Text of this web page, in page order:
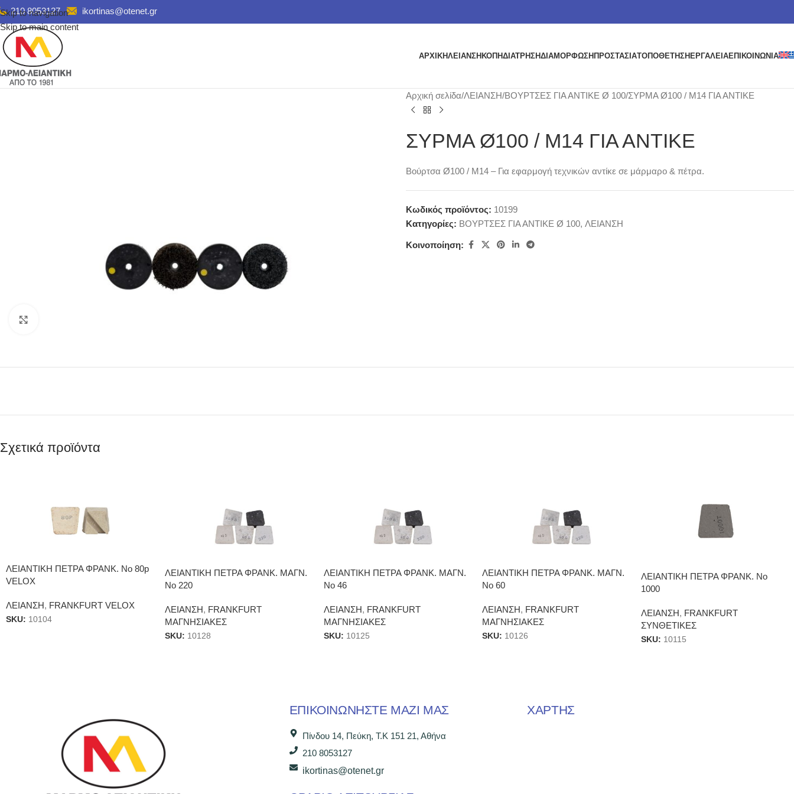
Skip to navigation
Skip to main content
210 8053127 ikortinas@otenet.gr
ΑΡΧΙΚΗΛΕΙΑΝΣΗ ΚΟΠΗΔΙΑΤΡΗΣΗΔΙΑΜΟΡΦΩΣΗ ΠΡΟΣΤΑΣΙΑΤΟΠΟΘΕΤΗΣΗ ΕΡΓΑΛΕΙΑΕΠΙΚΟΙΝΩΝΙΑ
Αρχική σελίδα ΛΕΙΑΝΣΗ ΒΟΥΡΤΣΕΣ ΓΙΑ ΑΝΤΙΚΕ Ø 100 ΣΥΡΜΑ Ø100 / Μ14 ΓΙΑ ΑΝΤΙΚΕ
ΣΥΡΜΑ Ø100 / Μ14 ΓΙΑ ΑΝΤΙΚΕ
Βούρτσα Ø100 / M14 – Για εφαρμογή τεχνικών αντίκε σε μάρμαρο & πέτρα.
Κωδικός προϊόντος: 10199
Κατηγορίες: ΒΟΥΡΤΣΕΣ ΓΙΑ ΑΝΤΙΚΕ Ø 100, ΛΕΙΑΝΣΗ
Κοινοποίηση:
Σχετικά προϊόντα
ΛΕΙΑΝΤΙΚΗ ΠΕΤΡΑ ΦΡΑΝΚ. Νο 80p
VELOX
ΛΕΙΑΝΣΗ, FRANKFURT VELOX
SKU: 10104
ΛΕΙΑΝΤΙΚΗ ΠΕΤΡΑ ΦΡΑΝΚ. ΜΑΓΝ.
Νο 220
ΛΕΙΑΝΣΗ, FRANKFURT
ΜΑΓΝΗΣΙΑΚΕΣ
SKU: 10128
ΛΕΙΑΝΤΙΚΗ ΠΕΤΡΑ ΦΡΑΝΚ. ΜΑΓΝ.
Νο 46
ΛΕΙΑΝΣΗ, FRANKFURT
ΜΑΓΝΗΣΙΑΚΕΣ
SKU: 10125
ΛΕΙΑΝΤΙΚΗ ΠΕΤΡΑ ΦΡΑΝΚ. ΜΑΓΝ.
Νο 60
ΛΕΙΑΝΣΗ, FRANKFURT
ΜΑΓΝΗΣΙΑΚΕΣ
SKU: 10126
ΛΕΙΑΝΤΙΚΗ ΠΕΤΡΑ ΦΡΑΝΚ. Νο
1000
ΛΕΙΑΝΣΗ, FRANKFURT
ΣΥΝΘΕΤΙΚΕΣ
SKU: 10115
ΕΠΙΚΟΙΝΩΝΉΣΤΕ ΜΑΖΊ ΜΑΣ
Πίνδου 14, Πεύκη, Τ.Κ 151 21, Αθήνα
210 8053127
ikortinas@otenet.gr
ΧΑΡΤΗΣ